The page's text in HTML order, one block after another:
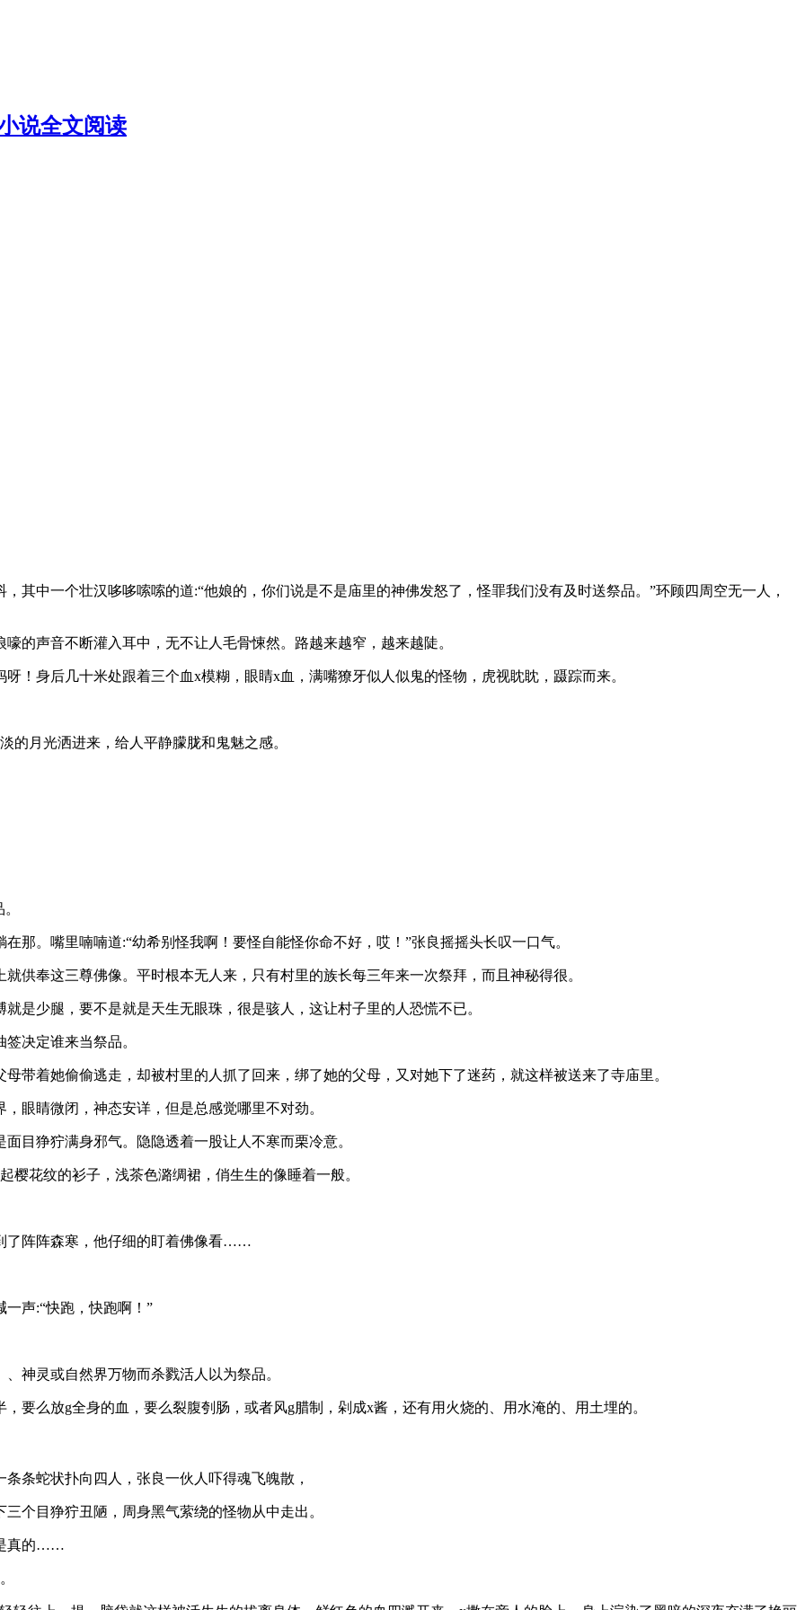
说全文阅读
其中一个壮汉哆哆嗦嗦的道:“他娘的，你们说是不是庙里的神佛发怒了，怪罪我们没有及时送祭品。”环顾四周空无一人，
的声音不断灌入耳中，无不让人毛骨悚然。路越来越窄，越来越陡。
！身后几十米处跟着三个血x模糊，眼睛x血，满嘴獠牙似人似鬼的怪物，虎视眈眈，蹑踪而来。
的月光洒进来，给人平静朦胧和鬼魅之感。
那。嘴里喃喃道:“幼希别怪我啊！要怪自能怪你命不好，哎！”张良摇摇头长叹一口气。
供奉这三尊佛像。平时根本无人来，只有村里的族长每三年来一次祭拜，而且神秘得很。
是少腿，要不是就是天生无眼珠，很是骇人，这让村子里的人恐慌不已。
决定谁来当祭品。
带着她偷偷逃走，却被村里的人抓了回来，绑了她的父母，又对她下了迷药，就这样被送来了寺庙里。
眼睛微闭，神态安详，但是总感觉哪里不对劲。
目狰狞满身邪气。隐隐透着一股让人不寒而栗冷意。
花纹的衫子，浅茶色潞绸裙，俏生生的像睡着一般。
了阵阵森寒，他仔细的盯着佛像看……
声:“快跑，快跑啊！”
神灵或自然界万物而杀戮活人以为祭品。
要么放g全身的血，要么裂腹刳肠，或者风g腊制，剁成x酱，还有用火烧的、用水淹的、用土埋的。
条蛇状扑向四人，张良一伙人吓得魂飞魄散，
个目狰狞丑陋，周身黑气萦绕的怪物从中走出。
真的……